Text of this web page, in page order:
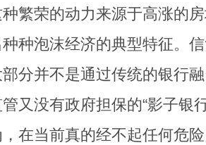
繁荣的动力来源于高涨的
种种泡沫经济的典型特征。
分并不是通过传统的银行
又没有政府担保的“影子银
当前真的经不起任何危险